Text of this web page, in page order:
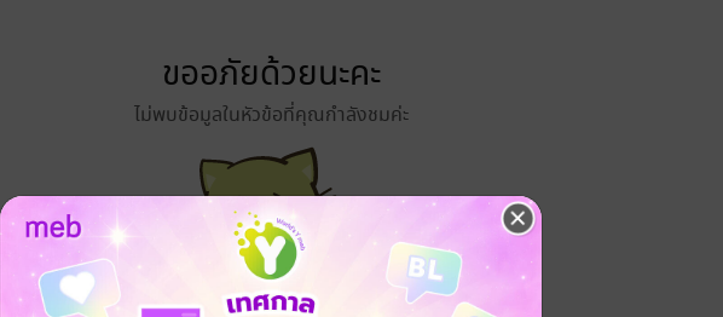
ขออภัยด้วยนะคะ
ไม่พบข้อมูลในหัวข้อที่คุณกำลังชมค่ะ